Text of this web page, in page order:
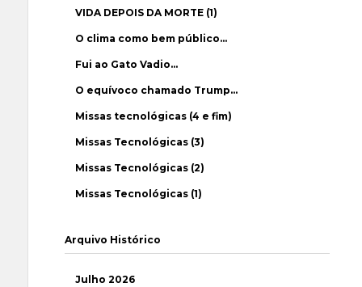
VIDA DEPOIS DA MORTE (1)
O clima como bem público…
Fui ao Gato Vadio…
O equívoco chamado Trump…
Missas tecnológicas (4 e fim)
Missas Tecnológicas (3)
Missas Tecnológicas (2)
Missas Tecnológicas (1)
Arquivo Histórico
Julho 2026